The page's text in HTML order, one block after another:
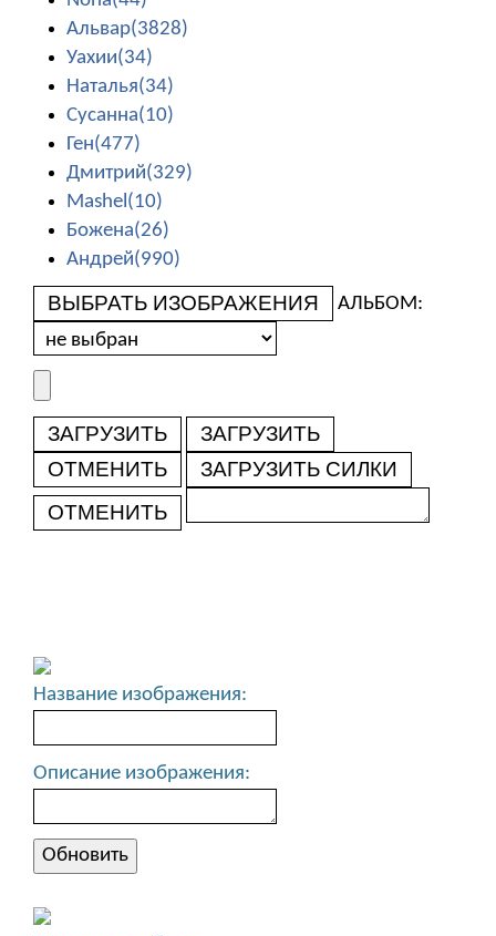
Альвар(3828)
Уахии(34)
Наталья(34)
Сусанна(10)
Ген(477)
Дмитрий(329)
Mashel(10)
Божена(26)
Андрей(990)
ВЫБРАТЬ ИЗОБРАЖЕНИЯ АЛЬБОМ:
ЗАГРУЗИТЬ
ЗАГРУЗИТЬ
ОТМЕНИТЬ
ЗАГРУЗИТЬ СИЛКИ
ОТМЕНИТЬ
Название изображения:
Описание изображения: